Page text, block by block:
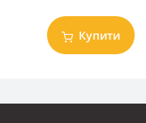
Купити